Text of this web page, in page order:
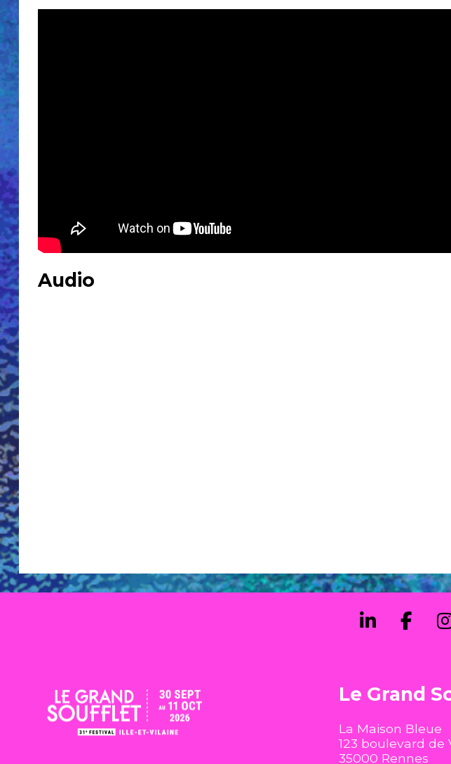
Newsletter
Partenaires
Mentions
légales
Historique
Audio
Le Grand
La Maison Bleue
123 boulevard de
35000 Rennes